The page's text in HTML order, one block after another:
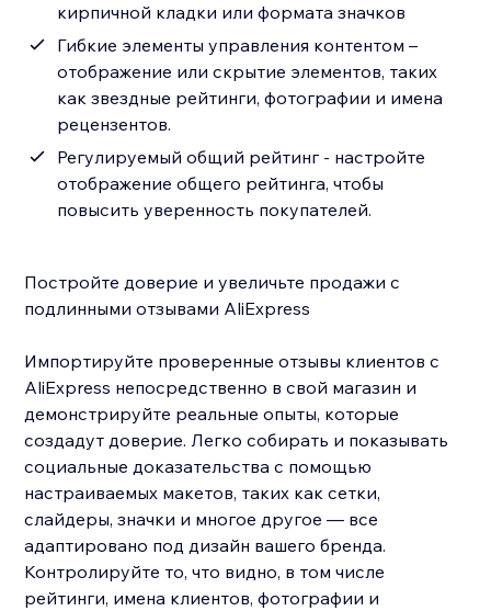
кирпичной кладки или формата значков
Гибкие элементы управления контентом –
отображение или скрытие элементов, таких
как звездные рейтинги, фотографии и имена
рецензентов.
Регулируемый общий рейтинг - настройте
отображение общего рейтинга, чтобы
повысить уверенность покупателей.
Постройте доверие и увеличьте продажи с
подлинными отзывами AliExpress
Импортируйте проверенные отзывы клиентов с
AliExpress непосредственно в свой магазин и
демонстрируйте реальные опыты, которые
создадут доверие. Легко собирать и показывать
социальные доказательства с помощью
настраиваемых макетов, таких как сетки,
слайдеры, значки и многое другое — все
адаптировано под дизайн вашего бренда.
Контролируйте то, что видно, в том числе
рейтинги, имена клиентов, фотографии и